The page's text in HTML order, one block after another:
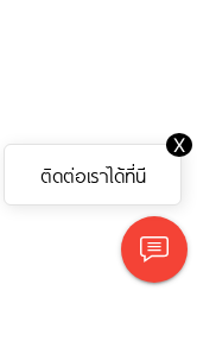
ติดต่อเราได้ที่นี
X